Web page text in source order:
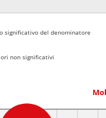
significativo del denominatore
non significativi